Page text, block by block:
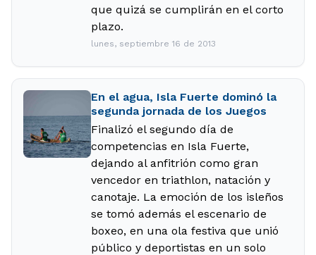
que quizá se cumplirán en el corto
plazo.
lunes, septiembre 16 de 2013
En el agua, Isla Fuerte dominó la
segunda jornada de los Juegos
Finalizó el segundo día de
competencias en Isla Fuerte,
dejando al anfitrión como gran
vencedor en triathlon, natación y
canotaje. La emoción de los isleños
se tomó además el escenario de
boxeo, en una ola festiva que unió
público y deportistas en un solo